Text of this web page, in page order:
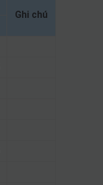
Ghi chú